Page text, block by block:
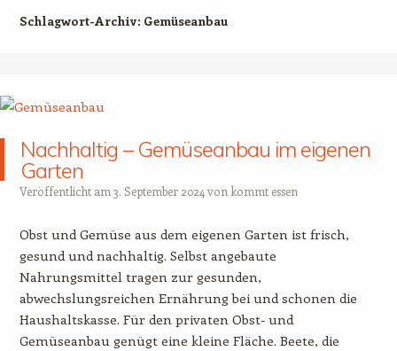
Schlagwort-Archiv: Gemüseanbau
Nachhaltig – Gemüseanbau im eigenen
Garten
Veröffentlicht am 3. September 2024 von kommt essen
Obst und Gemüse aus dem eigenen Garten ist frisch,
gesund und nachhaltig. Selbst angebaute
Nahrungsmittel tragen zur gesunden,
abwechslungsreichen Ernährung bei und schonen die
Haushaltskasse. Für den privaten Obst- und
Gemüseanbau genügt eine kleine Fläche. Beete, die